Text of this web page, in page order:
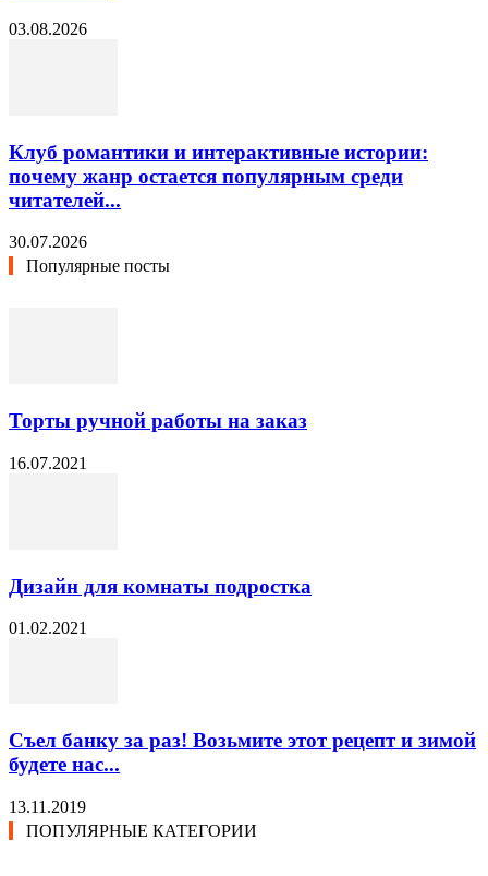
03.08.2026
Клуб романтики и интерактивные истории:
почему жанр остается популярным среди
читателей...
30.07.2026
Популярные посты
Торты ручной работы на заказ
16.07.2021
Дизайн для комнаты подростка
01.02.2021
Съел банку за раз! Возьмите этот рецепт и зимой
будете нас...
13.11.2019
ПОПУЛЯРНЫЕ КАТЕГОРИИ